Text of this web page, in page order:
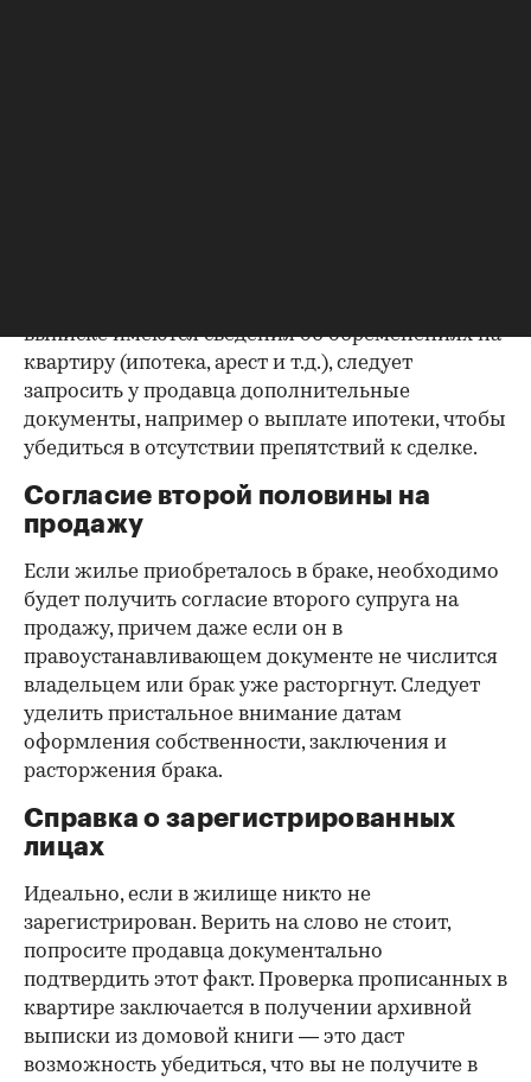
выписке имеются сведения об обременениях на
квартиру (ипотека, арест и т.д.), следует
запросить у продавца дополнительные
документы, например о выплате ипотеки, чтобы
убедиться в отсутствии препятствий к сделке.
Согласие второй половины на
продажу
Если жилье приобреталось в браке, необходимо
будет получить согласие второго супруга на
продажу, причем даже если он в
правоустанавливающем документе не числится
владельцем или брак уже расторгнут. Следует
уделить пристальное внимание датам
оформления собственности, заключения и
расторжения брака.
Справка о зарегистрированных
лицах
Идеально, если в жилище никто не
зарегистрирован. Верить на слово не стоит,
попросите продавца документально
подтвердить этот факт. Проверка прописанных в
квартире заключается в получении архивной
выписки из домовой книги — это даст
возможность убедиться, что вы не получите в